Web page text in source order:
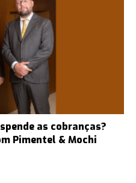
as cobranças?
Pimentel & Mochi